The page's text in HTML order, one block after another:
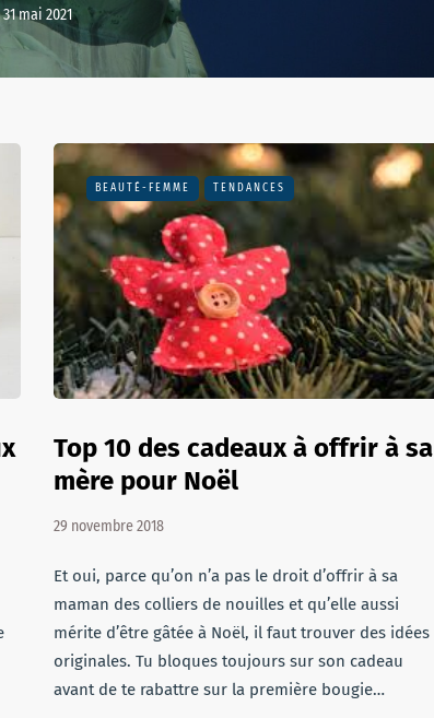
31 mai 2021
BEAUTÉ-FEMME TENDANCES
Top 10 des cadeaux à offrir à sa
mère pour Noël
29 novembre 2018
Et oui, parce qu’on n’a pas le droit d’offrir à sa
maman des colliers de nouilles et qu’elle aussi
mérite d’être gâtée à Noël, il faut trouver des idées
originales. Tu bloques toujours sur son cadeau
avant de te rabattre sur la première bougie…